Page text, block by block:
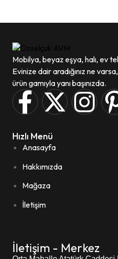
Mobilya, beyaz eşya, halı, ev
Evinize dair aradığınız ne varsa,
ürün gamıyla yanı başınızda.
Hızlı Menü
Anasayfa
Hakkımızda
Mağaza
İletişim
İletişim - Merkez